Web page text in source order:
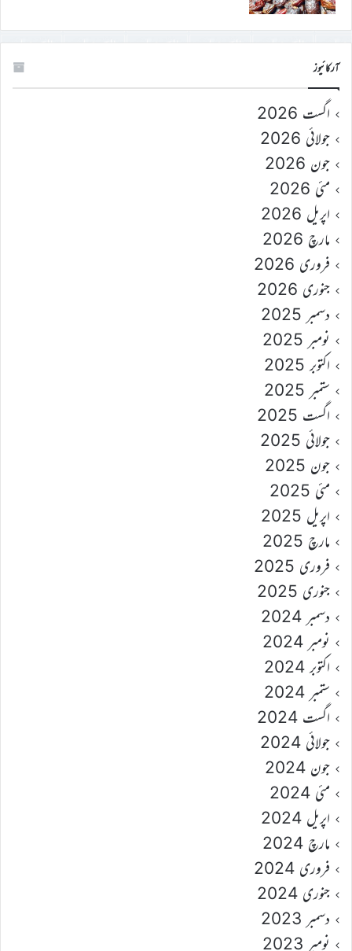
آرکائیوز
اگست 2026
جولائی 2026
جون 2026
مئی 2026
اپریل 2026
مارچ 2026
فروری 2026
جنوری 2026
دسمبر 2025
نومبر 2025
اکتوبر 2025
ستمبر 2025
اگست 2025
جولائی 2025
جون 2025
مئی 2025
اپریل 2025
مارچ 2025
فروری 2025
جنوری 2025
دسمبر 2024
نومبر 2024
اکتوبر 2024
ستمبر 2024
اگست 2024
جولائی 2024
جون 2024
مئی 2024
اپریل 2024
مارچ 2024
فروری 2024
جنوری 2024
دسمبر 2023
نومبر 2023